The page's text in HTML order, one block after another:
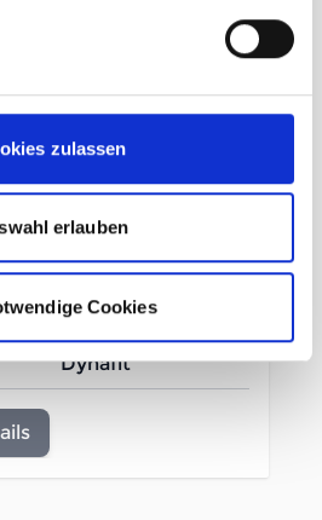
zulassen
erlauben
Cookies
RECYCLED 79
Polyester
Dynafit